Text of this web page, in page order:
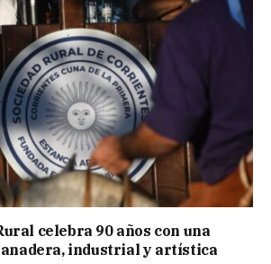
celebra 90 años con una
industrial y artística